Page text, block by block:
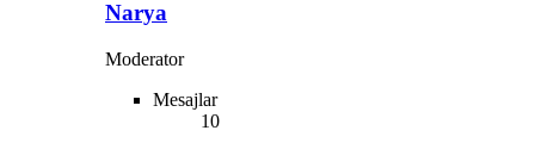
Narya
Moderator
Mesajlar
10